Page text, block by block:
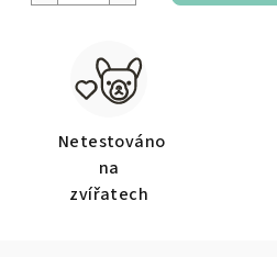
Netestováno
na
zvířatech